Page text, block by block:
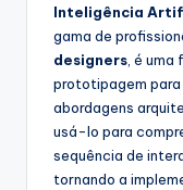
Inteligência
gama de
designers , é
prototipagem
abordagens
usá-lo para
sequência de
tornando a